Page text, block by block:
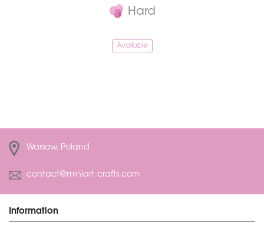
Hard
Available
Warsaw, Poland
contact@miniart-crafts.com
Information